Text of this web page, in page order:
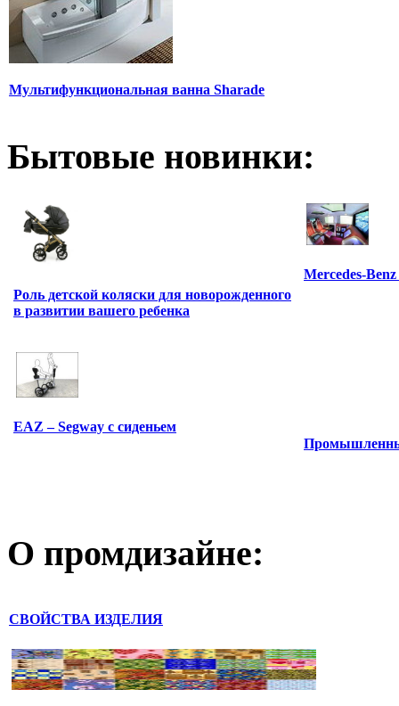
Мультифункциональная ванна Sharade
Бытовые новинки:
Роль детской коляски для новорожденного
в развитии вашего ребенка
Mercedes-
EAZ – Segway с сиденьем
О промдизайне:
СВОЙСТВА ИЗДЕЛИЯ